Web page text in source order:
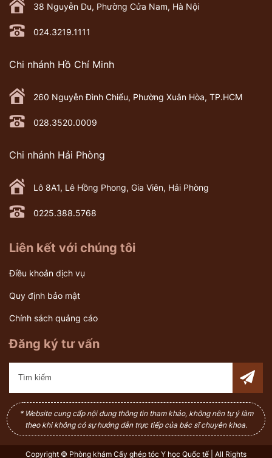
38 Nguyễn Du, Phường Cửa Nam, Hà Nội
024.3219.1111
Chi nhánh Hồ Chí Minh
260 Nguyễn Đình Chiểu, Phường Xuân Hòa, TP.HCM
028.3520.0009
Chi nhánh Hải Phòng
Lô 8A1, Lê Hồng Phong, Gia Viên, Hải Phòng
0225.388.5768
Liên kết với chúng tôi
Điều khoản dịch vụ
Quy định bảo mật
Chính sách quảng cáo
Đăng ký tư vấn
* Website cung cấp nội dung thông tin tham khảo, không nên tự ý làm
theo khi không có sự hướng dẫn trực tiếp của bác sĩ chuyên khoa.
Copyright © Phòng khám Cấy ghép tóc Y học Quốc tế | All Rights